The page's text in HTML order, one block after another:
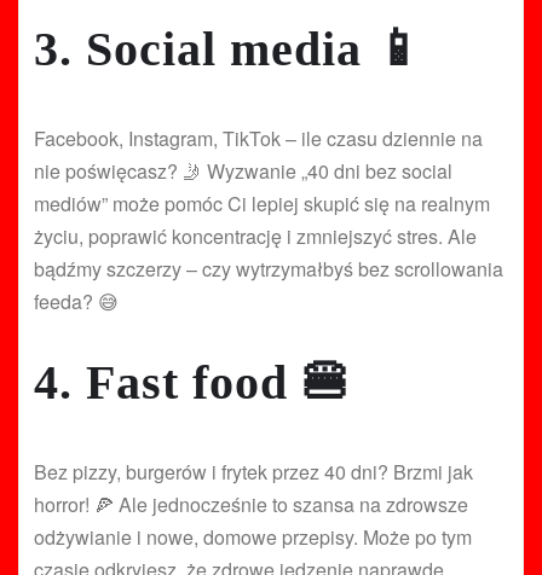
3. Social media 📱
Facebook, Instagram, TikTok – ile czasu dziennie na
nie poświęcasz? 🤳 Wyzwanie „40 dni bez social
mediów” może pomóc Ci lepiej skupić się na realnym
życiu, poprawić koncentrację i zmniejszyć stres. Ale
bądźmy szczerzy – czy wytrzymałbyś bez scrollowania
feeda? 😅
4. Fast food 🍔
Bez pizzy, burgerów i frytek przez 40 dni? Brzmi jak
horror! 🍕 Ale jednocześnie to szansa na zdrowsze
odżywianie i nowe, domowe przepisy. Może po tym